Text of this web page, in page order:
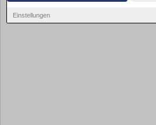
Einstellungen